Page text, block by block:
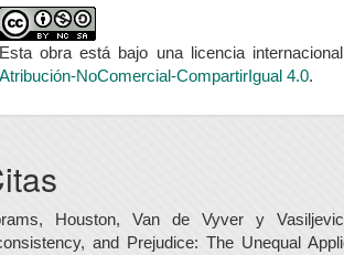
Esta obra está bajo una licencia internacional
Atribución-NoComercial-CompartirIgual 4.0.
Houston, Van de Vyver y
and Prejudice: The Unequal